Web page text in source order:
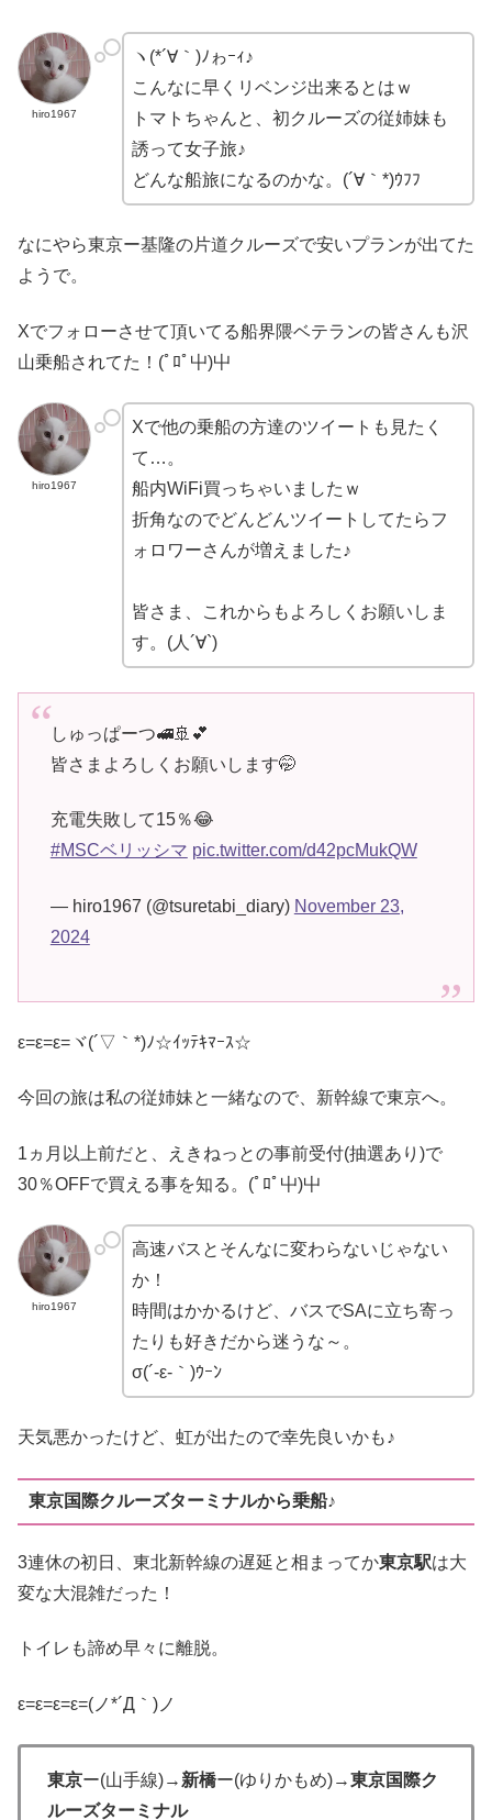
hiro1967
ヽ(*´∀｀)ﾉゎｰｨ♪
こんなに早くリベンジ出来るとはｗ
トマトちゃんと、初クルーズの従姉妹も
誘って女子旅♪
どんな船旅になるのかな。(´∀｀*)ｳﾌﾌ
なにやら東京ー基隆の片道クルーズで安いプランが出てた
ようで。
Xでフォローさせて頂いてる船界隈ベテランの皆さんも沢
山乗船されてた！(ﾟﾛﾟ屮)屮
hiro1967
Xで他の乗船の方達のツイートも見たく
て…。
船内WiFi買っちゃいました ｗ
折角なのでどんどんツイートしてたらフ
ォロワーさんが増えました♪
皆さま、これからもよろしくお願いしま
す。(人´∀`)
しゅっぱーつ🚅🚢💕
皆さまよろしくお願いします🤭
充電失敗して15％😂
#MSCベリッシマ pic.twitter.com/d42pcMukQW
— hiro1967 (@tsuretabi_diary) November 23,
2024
ε=ε=ε=ヾ(´▽｀*)ﾉ☆ｲｯﾃｷﾏｰｽ☆
今回の旅は私の従姉妹と一緒なので、新幹線で東京へ。
1ヵ月以上前だと、えきねっとの事前受付(抽選あり)で
30％OFFで買える事を知る。(ﾟﾛﾟ屮)屮
hiro1967
高速バスとそんなに変わらないじゃない
か！
時間はかかるけど、バスでSAに立ち寄っ
たりも好きだから迷うな～。
σ(´-ε-｀)ｳｰﾝ
天気悪かったけど、虹が出たので幸先良いかも♪
東京国際クルーズターミナルから乗船♪
3連休の初日、東北新幹線の遅延と相まってか東京駅は大
変な大混雑だった！
トイレも諦め早々に離脱。
ε=ε=ε=ε=(ノ*´Д｀)ノ
東京ー(山手線)→ 新橋ー(ゆりかもめ)→東京国際ク
ルーズターミナル